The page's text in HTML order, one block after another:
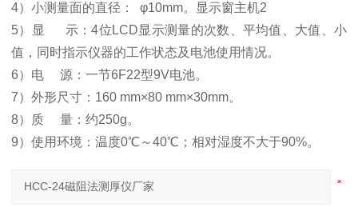
4）小测量面的直径： φ10mm。显示窗主机2
5）显 示：4位LCD显示测量的次数、平均值、大值、小
值，同时指示仪器的工作状态及电池使用情况。
6）电 源：一节6F22型9V电池。
7）外形尺寸：160 mm×80 mm×30mm。
8）质 量：约250g。
9）使用环境：温度0℃～40℃；相对湿度不大于90%。